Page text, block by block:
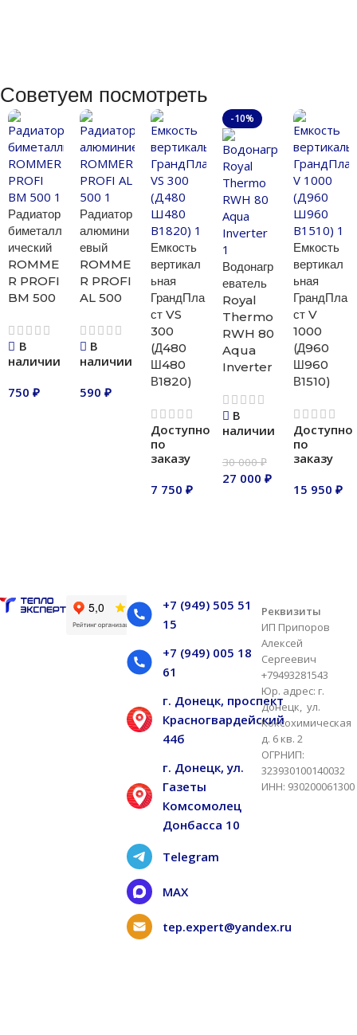
Советуем посмотреть
Радиатор
биметалл
ический
ROMME
R PROFI
BM 500
В
наличии
750 ₽
Радиатор
алюмини
евый
ROMME
R PROFI
AL 500
В
наличии
590 ₽
Емкость
вертикал
ьная
ГрандПла
ст VS
300
(Д480
Ш480
В1820)
Доступно
по
заказу
7 750₽
-10%
Водонагр
еватель
Royal
Thermo
RWH 80
Aqua
Inverter
В
наличии
30 000₽
27 000 ₽
Емкость
вертикал
ьная
ГрандПла
ст V
1000
(Д960
Ш960
В1510)
Доступно
по
заказу
15 950₽
+7 (949) 505 51
15
+7 (949) 005 18
61
г. Донецк, проспект
Красногвардейский
44б
г. Донецк, ул.
Газеты
Комсомолец
Донбасса 10
Telegram
MAX
tep.expert@yandex.ru
Реквизиты
ИП Припоров
Алексей
Сергеевич
+79493281543
Юр. адрес: г.
Донецк, ул.
Коксохимическая
д. 6 кв. 2
ОГРНИП:
323930100140032
ИНН: 930200061300